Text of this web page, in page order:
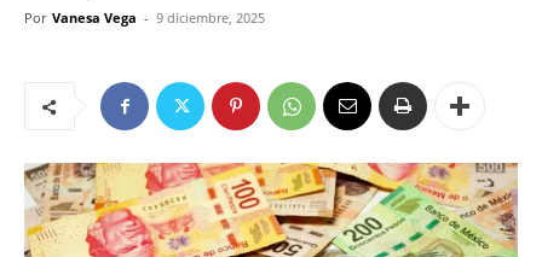
Por Vanesa Vega - 9 diciembre, 2025